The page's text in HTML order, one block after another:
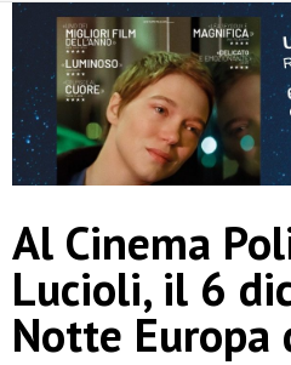
Al Cinema
Lucioli, il 6
Notte Europa